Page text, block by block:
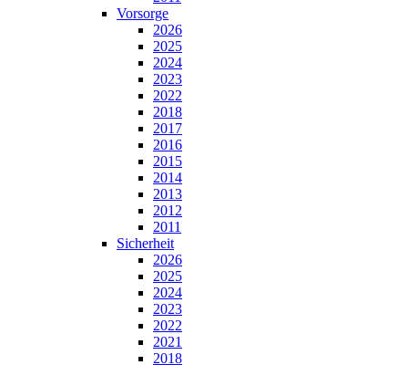
Vorsorge
2026
2025
2024
2023
2022
2018
2017
2016
2015
2014
2013
2012
2011
Sicherheit
2026
2025
2024
2023
2022
2021
2018